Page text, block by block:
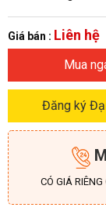
Giá bán : Liên hệ
Mua
Đăng ký
CÓ GIÁ